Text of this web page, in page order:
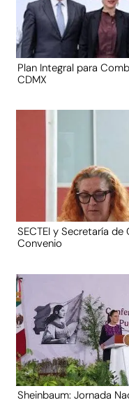
Plan Integral para
CDMX
SECTEI y Secretaría
Convenio
Sheinbaum: Jornada